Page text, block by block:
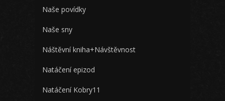
Naše povídky
Naše sny
Náštěvní kniha+Návštěvnost
Natáčení epizod
Natáčení Kobry11